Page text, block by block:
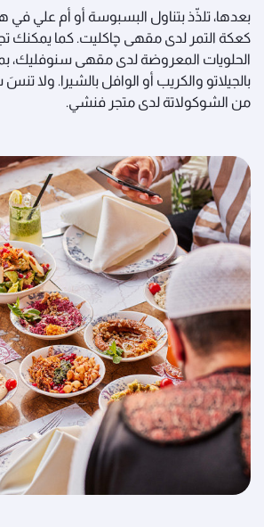
بعدها، تلذّذ بتناول البسبوسة أو أم علي في
كعكة التمر لدى مقهى چاكليت. كما يمكنك
الحلويات المعروضة لدى مقهى سنوفليك،
بالجيلاتو والكريب أو الوافل بالشيرا. ولا
من الشوكولاتة لدى متجر فنشي.